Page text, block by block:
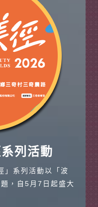
列活動
」系列活動以「波
，自5月7日起盛大